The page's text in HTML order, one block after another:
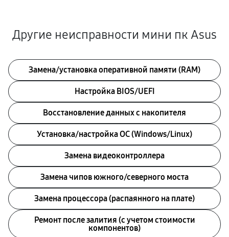
Другие неисправности мини пк Asus
Замена/установка оперативной памяти (RAM)
Настройка BIOS/UEFI
Восстановление данных с накопителя
Установка/настройка ОС (Windows/Linux)
Замена видеоконтроллера
Замена чипов южного/северного моста
Замена процессора (распаянного на плате)
Ремонт после залития (с учетом стоимости
компонентов)